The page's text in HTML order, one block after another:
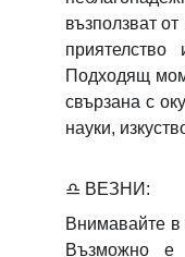
възползват
приятелство
Подходящ
свързана с
науки,
♎ ВЕЗНИ:
Внимавайте в
Възможно е